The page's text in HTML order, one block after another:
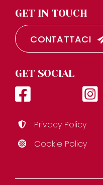
GET IN TOUCH
CONTATTACI
GET SOCIAL
Privacy Policy
Cookie Policy